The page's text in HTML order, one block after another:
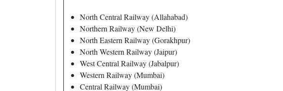
North Central Railway (Allahabad)
Northern Railway (New Delhi)
North Eastern Railway (Gorakhpur)
North Western Railway (Jaipur)
West Central Railway (Jabalpur)
Western Railway (Mumbai)
Central Railway (Mumbai)